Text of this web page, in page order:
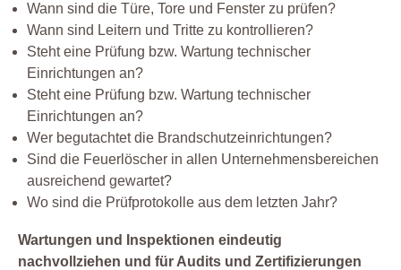
Wann sind die Türe, Tore und Fenster zu prüfen?
Wann sind Leitern und Tritte zu kontrollieren?
Steht eine Prüfung bzw. Wartung technischer
Einrichtungen an?
Steht eine Prüfung bzw. Wartung technischer
Einrichtungen an?
Wer begutachtet die Brandschutzeinrichtungen?
Sind die Feuerlöscher in allen Unternehmensbereichen
ausreichend gewartet?
Wo sind die Prüfprotokolle aus dem letzten Jahr?
Wartungen und Inspektionen eindeutig
nachvollziehen und für Audits und Zertifizierungen